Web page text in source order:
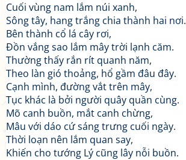
Cuối vùng nam lắm núi xanh,
Sông tây, hang trắng chia thành hai nơi.
Bên thành cổ lá cây rơi,
Đồn vắng sao lắm mây trời lạnh căm.
Thường thấy rắn rít quanh năm,
Theo làn gió thoảng, hổ gầm đâu đây.
Cạnh mình, đường vắt trên mây,
Tục khác là bởi người quây quần cùng.
Mõ canh buồn, mắt canh chừng,
Mâu với dáo cứ sáng trưng cuối ngày.
Thời loạn nên lắm quan say,
Khiến cho tướng Lý cũng lây nỗi buồn.